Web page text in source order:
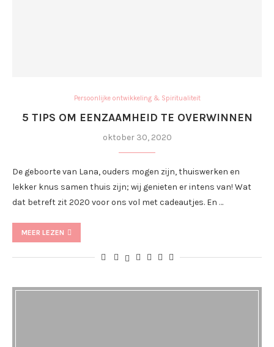
Persoonlijke ontwikkeling & Spiritualiteit
5 TIPS OM EENZAAMHEID TE OVERWINNEN
oktober 30, 2020
De geboorte van Lana, ouders mogen zijn, thuiswerken en
lekker knus samen thuis zijn; wij genieten er intens van! Wat
dat betreft zit 2020 voor ons vol met cadeautjes. En …
MEER LEZEN